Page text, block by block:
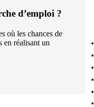
d’emploi ?
où les chances de
en réalisant un